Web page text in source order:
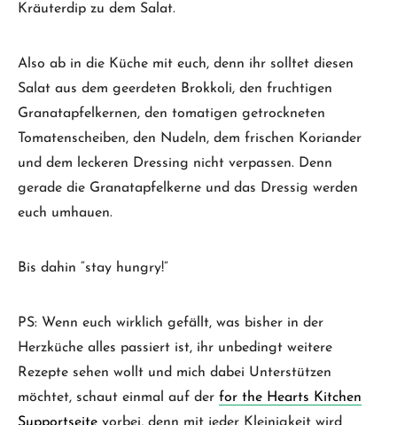
Kräuterdip zu dem Salat.
Also ab in die Küche mit euch, denn ihr solltet diesen
Salat aus dem geerdeten Brokkoli, den fruchtigen
Granatapfelkernen, den tomatigen getrockneten
Tomatenscheiben, den Nudeln, dem frischen Koriander
und dem leckeren Dressing nicht verpassen. Denn
gerade die Granatapfelkerne und das Dressig werden
euch umhauen.
Bis dahin “stay hungry!”
PS: Wenn euch wirklich gefällt, was bisher in der
Herzküche alles passiert ist, ihr unbedingt weitere
Rezepte sehen wollt und mich dabei Unterstützen
möchtet, schaut einmal auf der for the Hearts Kitchen
Supportseite vorbei, denn mit jeder Kleinigkeit wird